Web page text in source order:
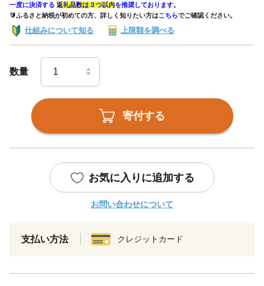
一度に決済する 返礼品数は３つ以内を推奨しております。
🔰ふるさと納税が初めての方、詳しく知りたい方はこちらでご確認ください。
仕組みについて知る 上限額を調べる
数量
寄付する
お気に入りに追加する
お問い合わせについて
支払い方法 クレジットカード